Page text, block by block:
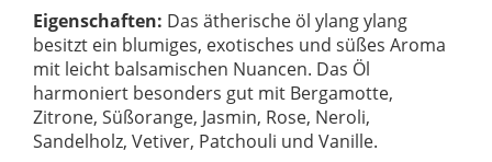
Eigenschaften: Das ätherische öl ylang ylang
besitzt ein blumiges, exotisches und süßes Aroma
mit leicht balsamischen Nuancen. Das Öl
harmoniert besonders gut mit Bergamotte,
Zitrone, Süßorange, Jasmin, Rose, Neroli,
Sandelholz, Vetiver, Patchouli und Vanille.